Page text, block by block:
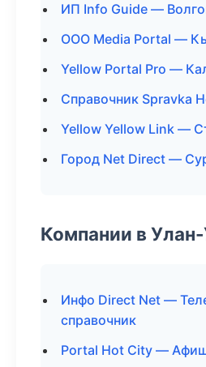
ИП Info Guide —
ООО Media Portal —
Yellow Portal Pro —
Справочник Spravka
Yellow Yellow Link —
Город Net Direct —
Компании в
Инфо Direct Net —
справочник
Portal Hot City —